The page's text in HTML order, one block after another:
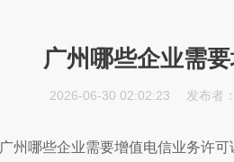
广州哪些企业需
2026-06-30 02:02:23 发布者
广州哪些企业需要增值电信业务许